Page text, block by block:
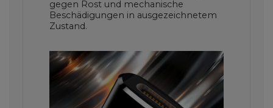
gegen Rost und mechanische
Beschädigungen in ausgezeichnetem
Zustand.